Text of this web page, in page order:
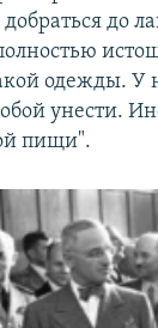
до
одежды. У
унести.
пищи".